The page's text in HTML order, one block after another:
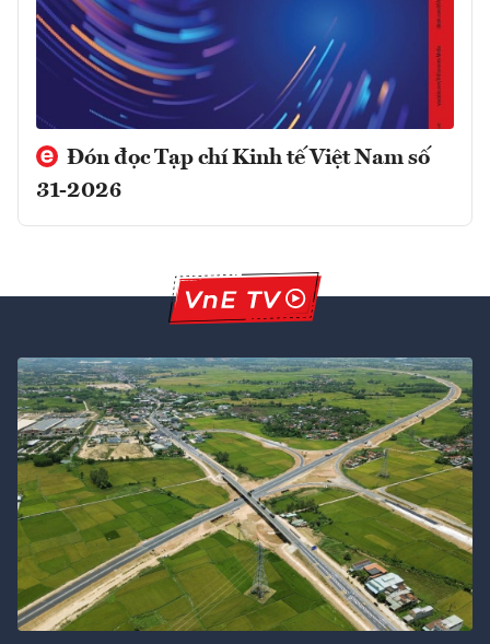
Đón đọc Tạp chí Kinh tế Việt Nam số
31-2026